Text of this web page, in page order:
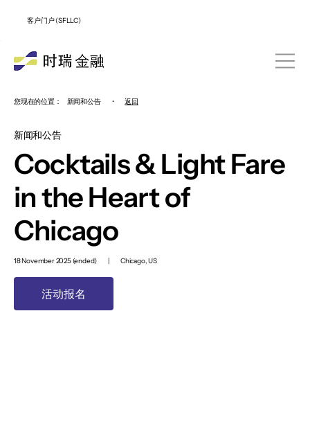
客户门户 (SFLLC)
您现在的位置： 新闻和公告 • 返回
新闻和公告
Cocktails & Light Fare
in the Heart of
Chicago
18 November 2025 (ended) | Chicago, US
活动报名